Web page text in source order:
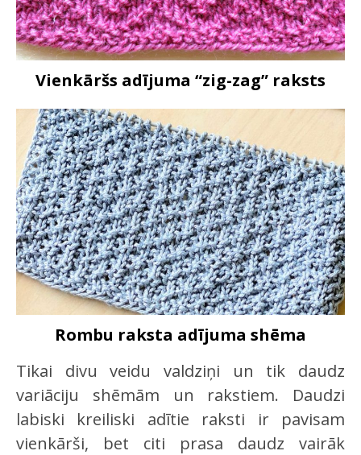
Vienkāršs adījuma “zig-zag” raksts
Rombu raksta adījuma shēma
Tikai divu veidu valdziņi un tik daudz
variāciju shēmām un rakstiem. Daudzi
labiski kreiliski adītie raksti ir pavisam
vienkārši, bet citi prasa daudz vairāk